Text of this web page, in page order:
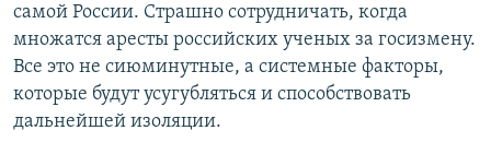
самой России. Страшно сотрудничать, когда
множатся аресты российских ученых за госизмену.
Все это не сиюминутные, а системные факторы,
которые будут усугубляться и способствовать
дальнейшей изоляции.